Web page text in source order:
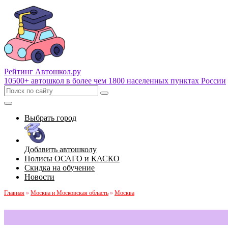
Рейтинг Автошкол.ру
10500+ автошкол в более чем 1800 населенных пунктах России
Выбрать город
Добавить автошколу
Полисы ОСАГО и КАСКО
Скидка на обучение
Новости
Главная » Москва и Московская область » Москва